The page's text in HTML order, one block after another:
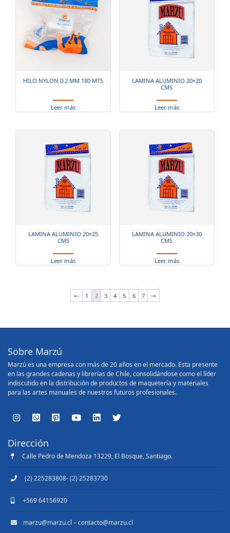
HILO NYLON 0.2 MM 180 MTS
Leer más
LAMINA ALUMINIO 20×20
CMS
Leer más
LAMINA ALUMINIO 20×25
CMS
Leer más
LAMINA ALUMINIO 20×30
CMS
Leer más
← 1 2 3 4 5 6 7 →
Sobre Marzú
Marzú es una empresa con más de 20 años en el mercado. Esta presente
en las grandes cadenas y librerías de Chile, consolidándose como el líder
indiscutido en la distribución de productos de maquetería y materiales
para las artes manuales de nuestros futuros profesionales.
Dirección
Calle Pedro de Mendoza 13229, El Bosque, Santiago.
(2) 225283808- (2) 25283730
+569 64156920
marzu@marzu.cl – contacto@marzu.cl